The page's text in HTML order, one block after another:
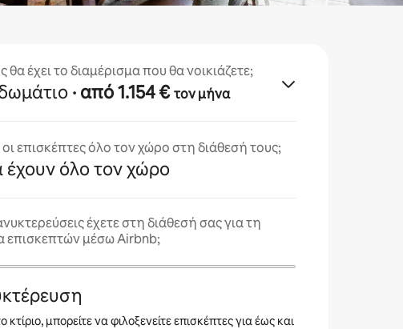
θα έχει το διαμέρισμα που θα νοικιάζετε;
· από 1.154 €τον μήνα
επισκέπτες όλο τον χώρο στη διάθεσή τους;
έχουν όλο τον χώρο
έχετε στη διάθεσή σας για τη
επισκεπτών μέσω Airbnb;
κτίριο, μπορείτε να φιλοξενείτε επισκέπτες για έως και